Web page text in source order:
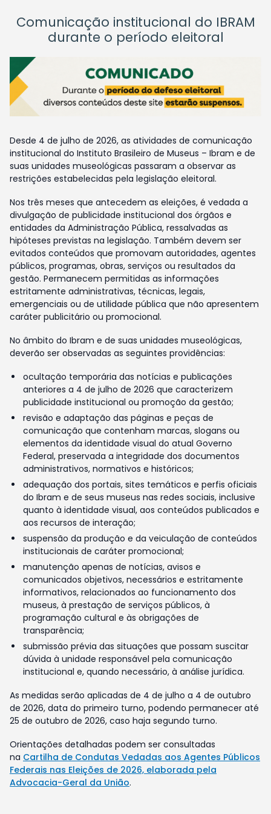
Comunicação institucional do IBRAM
durante o período eleitoral
Desde 4 de julho de 2026, as atividades de comunicação
institucional do Instituto Brasileiro de Museus – Ibram e de
suas unidades museológicas passaram a observar as
restrições estabelecidas pela legislação eleitoral.
Nos três meses que antecedem as eleições, é vedada a
divulgação de publicidade institucional dos órgãos e
entidades da Administração Pública, ressalvadas as
hipóteses previstas na legislação. Também devem ser
evitados conteúdos que promovam autoridades, agentes
públicos, programas, obras, serviços ou resultados da
gestão. Permanecem permitidas as informações
estritamente administrativas, técnicas, legais,
emergenciais ou de utilidade pública que não apresentem
caráter publicitário ou promocional.
No âmbito do Ibram e de suas unidades museológicas,
deverão ser observadas as seguintes providências:
ocultação temporária das notícias e publicações
anteriores a 4 de julho de 2026 que caracterizem
publicidade institucional ou promoção da gestão;
revisão e adaptação das páginas e peças de
comunicação que contenham marcas, slogans ou
elementos da identidade visual do atual Governo
Federal, preservada a integridade dos documentos
administrativos, normativos e históricos;
adequação dos portais, sites temáticos e perfis oficiais
do Ibram e de seus museus nas redes sociais, inclusive
quanto à identidade visual, aos conteúdos publicados e
aos recursos de interação;
suspensão da produção e da veiculação de conteúdos
institucionais de caráter promocional;
manutenção apenas de notícias, avisos e
comunicados objetivos, necessários e estritamente
informativos, relacionados ao funcionamento dos
museus, à prestação de serviços públicos, à
programação cultural e às obrigações de
transparência;
submissão prévia das situações que possam suscitar
dúvida à unidade responsável pela comunicação
institucional e, quando necessário, à análise jurídica.
As medidas serão aplicadas de 4 de julho a 4 de outubro
de 2026, data do primeiro turno, podendo permanecer até
25 de outubro de 2026, caso haja segundo turno.
Orientações detalhadas podem ser consultadas
na Cartilha de Condutas Vedadas aos Agentes Públicos
Federais nas Eleições de 2026, elaborada pela
Advocacia-Geral da União.